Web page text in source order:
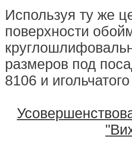
Используя ту же
поверхности
размеров под
8106 и